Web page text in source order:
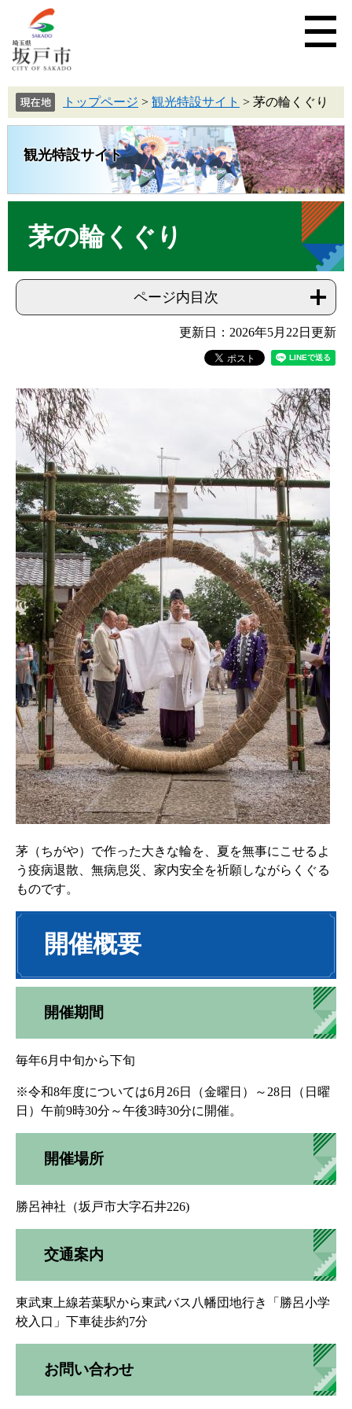
トップページ > 観光特設サイト > 茅の輪くぐり
観光特設サイト
茅の輪くぐり
ページ内目次
更新日：2026年5月22日更新
茅（ちがや）で作った大きな輪を、夏を無事にこせるよ
う疫病退散、無病息災、家内安全を祈願しながらくぐる
ものです。
開催概要
開催期間
毎年6月中旬から下旬
※令和8年度については6月26日（金曜日）～28日（日曜
日）午前9時30分～午後3時30分に開催。
開催場所
勝呂神社（坂戸市大字石井226)
交通案内
東武東上線若葉駅から東武バス八幡団地行き「勝呂小学
校入口」下車徒歩約7分
お問い合わせ